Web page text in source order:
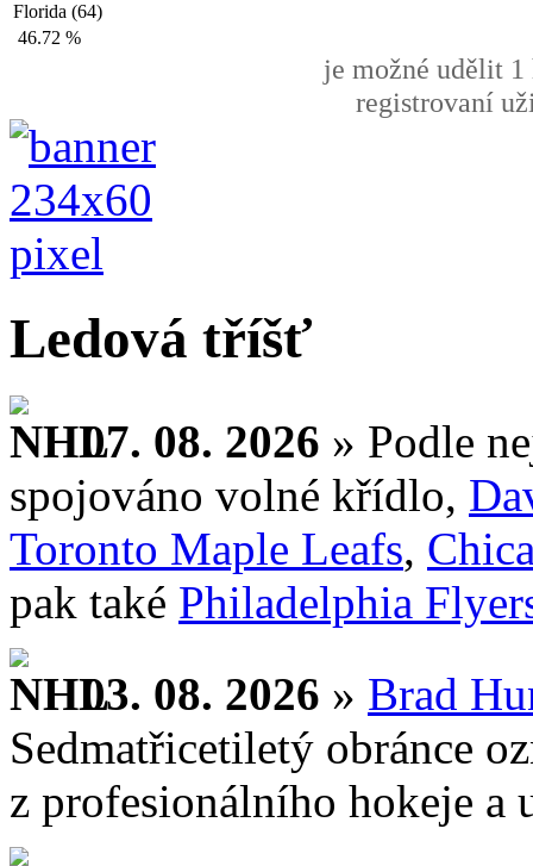
Florida (64)
46.72 %
je možné udělit 1
registrovaní
Ledová tříšť
07. 08. 2026 » Podle
spojováno volné křídlo,
Toronto Maple Leafs,
pak také Philadelphia
03. 08. 2026 » Brad
Sedmatřicetiletý obránce
z profesionálního hokeje a